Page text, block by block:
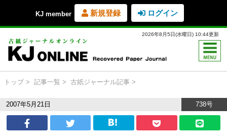
KJ member 新規登録 ログイン
2026年8月5日(水曜日) 10:44更新
トップ 記事一覧 古紙ジャーナル記事
2007年5月21日 738号